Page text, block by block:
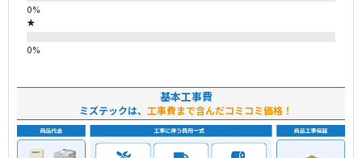
★
基本工事費
ミズテックは、 工事費まで含んだコミコミ価格！